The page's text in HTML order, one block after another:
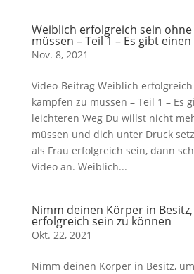
Weiblich erfolgreich sein
müssen – Teil 1 – Es gibt
Nov. 8, 2021
Video-Beitrag Weiblich
kämpfen zu müssen – Teil 1 – Es
leichteren Weg Du willst nicht
müssen und dich unter Druck
als Frau erfolgreich sein, dann
Video an. Weiblich...
Nimm deinen Körper in
erfolgreich sein zu können
Okt. 22, 2021
Nimm deinen Körper in Besitz,